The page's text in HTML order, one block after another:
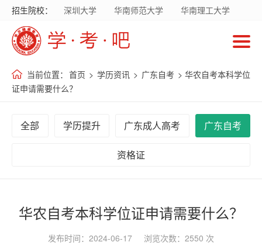
招生院校： 深圳大学 华南师范大学
华南理工大学
暨南大学
华南农业大学
广东外语外贸大学
南方医科大学
当前位置： 首页 > 学历资讯 > 广东自考 > 华农自考本科学位
证申请需要什么？
全部 学历提升 广东成人高考 广东自考
资格证
华农自考本科学位证申请需要什么？
发布时间：2024-06-17 浏览次数：2550 次